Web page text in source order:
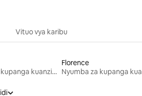
Vituo vya karibu
Nyumba za kupanga kuanzia mwezi mmoja
Florence